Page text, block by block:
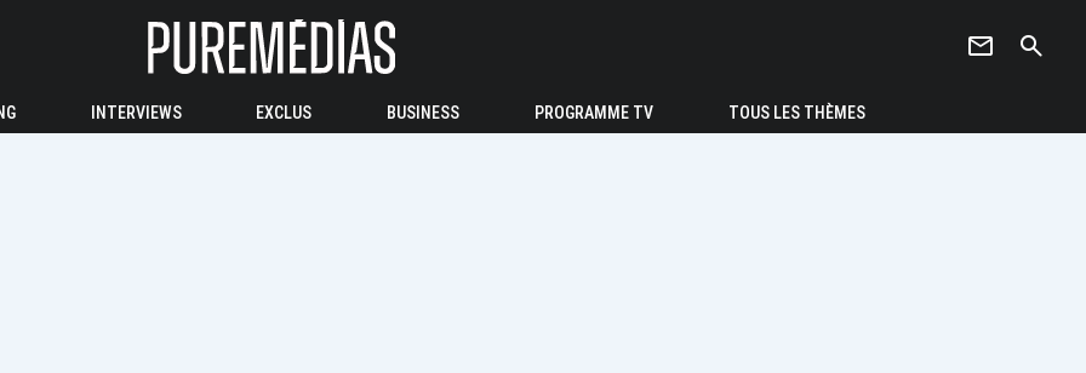
newsletter search
INTERVIEWS EXCLUS BUSINESS PROGRAMME TV TOUS LES THÈMES